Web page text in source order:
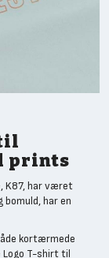
prints
K87, har været
har en
kortærmede
Logo T-shirt til